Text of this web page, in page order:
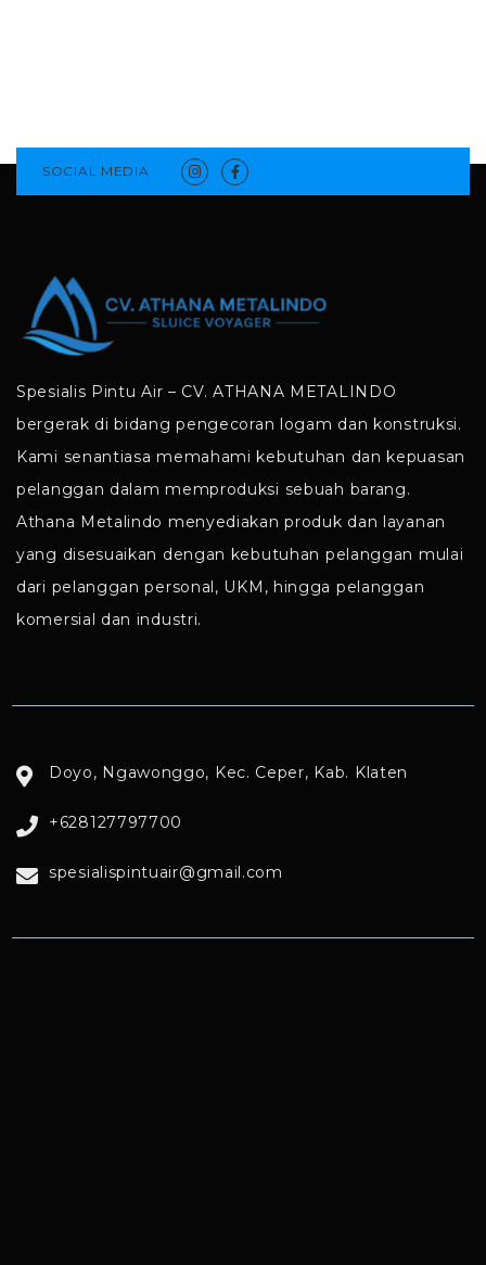
SOCIAL MEDIA
Spesialis Pintu Air – CV. ATHANA METALINDO
bergerak di bidang pengecoran logam dan konstruksi.
Kami senantiasa memahami kebutuhan dan kepuasan
pelanggan dalam memproduksi sebuah barang.
Athana Metalindo menyediakan produk dan layanan
yang disesuaikan dengan kebutuhan pelanggan mulai
dari pelanggan personal, UKM, hingga pelanggan
komersial dan industri.
Doyo, Ngawonggo, Kec. Ceper, Kab. Klaten
+628127797700
spesialispintuair@gmail.com